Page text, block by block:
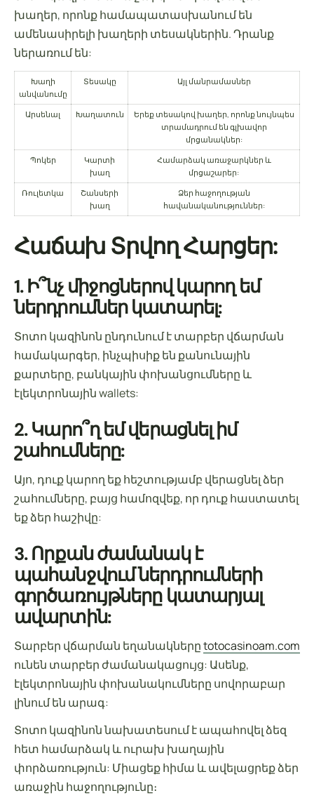
խաղեր, որոնք համապատասխանում են
ամենասիրելի խաղերի տեսակներին. Դրանք
ներառում են:
Խաղի
անվանումը
Տեսակը Այլ մանրամասներ
Արսենալ Խաղատուն
Երեք տեսակով խաղեր, որոնք նույնպես
տրամադրում են գլխավոր
մրցանակներ:
Պոկեր
Կարտի
խաղ
Համարձակ առաջարկներ և
մրցաշարեր:
Ռուլետկա
Շանսերի
խաղ
Ձեր հաջողության
հավանականություններ:
Հաճախ Տրվող Հարցեր:
1. Ի՞նչ միջոցներով կարող եմ
ներդրումներ կատարել:
Տոտո կազինոն ընդունում է տարբեր վճարման
համակարգեր, ինչպիսիք են քանունային
քարտերը, բանկային փոխանցումները և
էլեկտրոնային wallets:
2. Կարո՞ղ եմ վերացնել իմ
շահումները:
Այո, դուք կարող եք հեշտությամբ վերացնել ձեր
շահումները, բայց համոզվեք, որ դուք հաստատել
եք ձեր հաշիվը:
3. Որքան ժամանակ է
պահանջվում ներդրումների
գործառույթները կատարյալ
ավարտին:
Տարբեր վճարման եղանակներըtotocasinoam.com
ունեն տարբեր ժամանակացույց: Ասենք,
էլեկտրոնային փոխանակումները սովորաբար
լինում են արագ:
Տոտո կազինոն նախատեսում է ապահովել ձեզ
հետ համարձակ և ուրախ խաղային
փորձառություն: Միացեք հիմա և ավելացրեք ձեր
առաջին հաջողությունը։